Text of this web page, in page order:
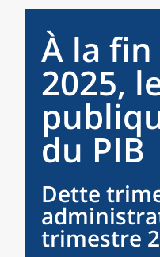
À la
2025,
du PIB
Dette
trimestre